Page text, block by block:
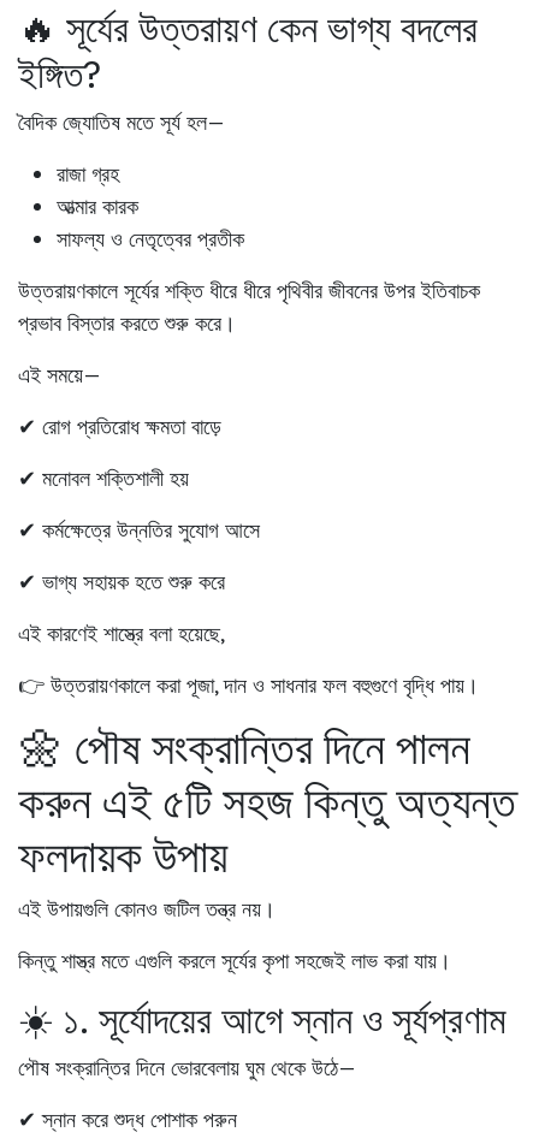
🔥 সূর্যের উত্তরায়ণ কেন ভাগ্য বদলের
ইঙ্গিত?
বৈদিক জ্যোতিষ মতে সূর্য হল—
রাজা গ্রহ
আত্মার কারক
সাফল্য ও নেতৃত্বের প্রতীক
উত্তরায়ণকালে সূর্যের শক্তি ধীরে ধীরে পৃথিবীর জীবনের উপর ইতিবাচক
প্রভাব বিস্তার করতে শুরু করে।
এই সময়ে—
✔ রোগ প্রতিরোধ ক্ষমতা বাড়ে
✔ মনোবল শক্তিশালী হয়
✔ কর্মক্ষেত্রে উন্নতির সুযোগ আসে
✔ ভাগ্য সহায়ক হতে শুরু করে
এই কারণেই শাস্ত্রে বলা হয়েছে,
👉 উত্তরায়ণকালে করা পূজা, দান ও সাধনার ফল বহুগুণে বৃদ্ধি পায়।
🌼 পৌষ সংক্রান্তির দিনে পালন
করুন এই ৫টি সহজ কিন্তু অত্যন্ত
ফলদায়ক উপায়
এই উপায়গুলি কোনও জটিল তন্ত্র নয়।
কিন্তু শাস্ত্র মতে এগুলি করলে সূর্যের কৃপা সহজেই লাভ করা যায়।
☀️ ১. সূর্যোদয়ের আগে স্নান ও সূর্যপ্রণাম
পৌষ সংক্রান্তির দিনে ভোরবেলায় ঘুম থেকে উঠে—
✔ স্নান করে শুদ্ধ পোশাক পরুন